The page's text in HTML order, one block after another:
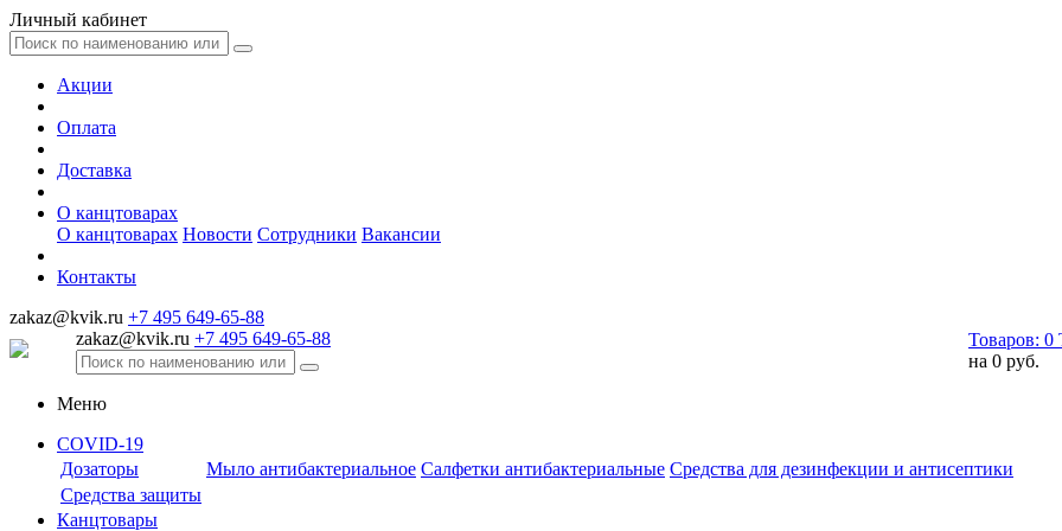
Личный кабинет
Акции
Оплата
Доставка
О канцтоварах
О канцтоварах Новости Сотрудники Вакансии
Контакты
zakaz@kvik.ru +7 495 649-65-88
zakaz@kvik.ru +7 495 649-65-88 Товаров: 0
на 0 руб.
Меню
COVID-19
Дозаторы
Мыло антибактериальное Салфетки антибактериальные Средства для дезинфекции и антисептики
Средства защиты
Канцтовары